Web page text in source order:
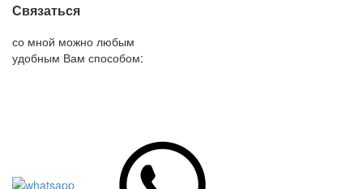
Связаться
со мной можно любым
удобным Вам способом: